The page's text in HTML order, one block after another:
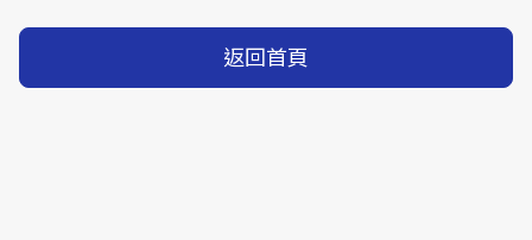
返回首頁